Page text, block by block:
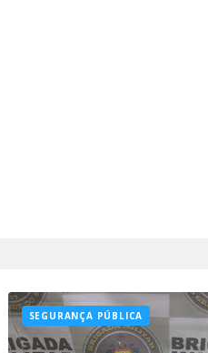
SEGURANÇA PÚBLICA